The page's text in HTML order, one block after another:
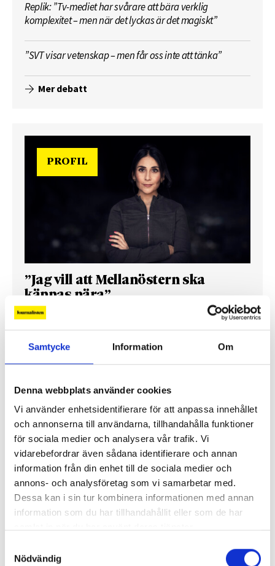
Samtycke Information Om
Denna webbplats använder cookies
Vi använder enhetsidentifierare för att anpassa innehållet
och annonserna till användarna, tillhandahålla funktioner
för sociala medier och analysera vår trafik. Vi
vidarebefordrar även sådana identifierare och annan
information från din enhet till de sociala medier och
annons- och analysföretag som vi samarbetar med.
Dessa kan i sin tur kombinera informationen med annan
information som du har tillhandahållit eller som de har
Nödvändig
Replik: ”Tv-mediet har svårare att bära verklig
komplexitet – men när det lyckas är det magiskt”
”SVT visar vetenskap – men får oss inte att tänka”
Mer debatt
PROFIL
”Jag vill att Mellanöstern ska
kännas nära”
Gilda Hamidi-Nia
Fler profiler